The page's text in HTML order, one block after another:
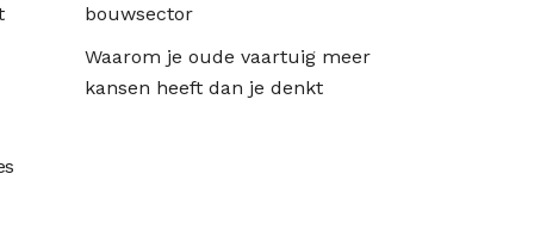
bouwsector
Waarom je oude vaartuig meer
kansen heeft dan je denkt